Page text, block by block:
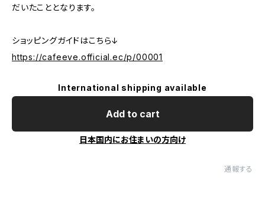
だいたこととなります。
ショッピングガイドはこちら↓
https://cafeeve.official.ec/p/00001
International shipping available
Add to cart
日本国内にお住まいの方向け
通報する